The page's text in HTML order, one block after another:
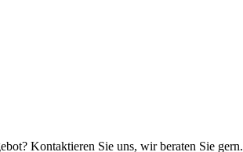
Kontaktieren Sie uns, wir beraten Sie gern.